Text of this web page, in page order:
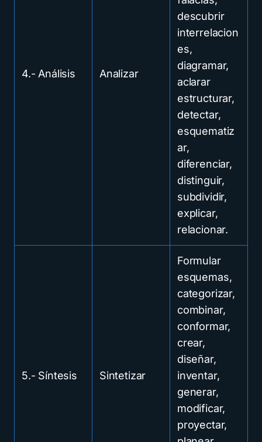
4.- Análisis Analizar
descubrir
interrelacion
es,
diagramar,
aclarar
estructurar,
detectar,
esquematiz
ar,
diferenciar,
distinguir,
subdividir,
explicar,
relacionar.
5.- Síntesis Sintetizar
Formular
esquemas,
categorizar,
combinar,
conformar,
crear,
diseñar,
inventar,
generar,
modificar,
proyectar,